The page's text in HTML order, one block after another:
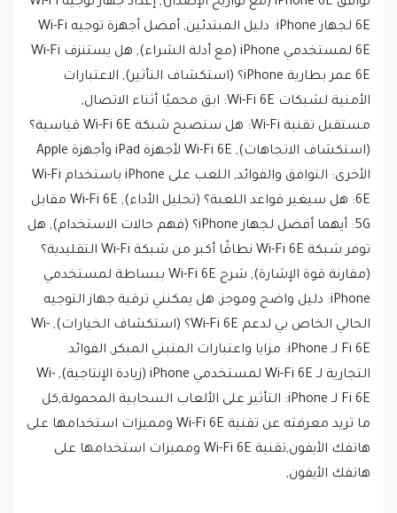
6E لمستخدمي iPhone (مع أدلة الشراء), هل يستنزف Wi-Fi
6E عمر بطارية iPhone؟ (استكشاف التأثير), الاعتبارات
الأمنية لشبكات Wi-Fi 6E: ابق محميًا أثناء الاتصال,
(استكشاف الاتجاهات), Wi-Fi 6E لأجهزة iPad وأجهزة Apple
الأخرى: التوافق والفوائد, اللعب على iPhone باستخدام Wi-Fi
6E: هل سيغير قواعد اللعبة؟ (تحليل الأداء), Wi-Fi 6E مقابل
5G: أيهما أفضل لجهاز iPhone؟ (فهم حالات الاستخدام), هل
توفر شبكة Wi-Fi 6E نطاقًا أكبر من شبكة Wi-Fi التقليدية؟
(مقارنة قوة الإشارة), شرح Wi-Fi 6E ببساطة لمستخدمي
iPhone: دليل واضح وموجز, هل يمكنني ترقية جهاز التوجيه
الحالي الخاص بي لدعم Wi-Fi 6E؟ (استكشاف الخيارات), Wi-
Fi 6E لـ iPhone: مزايا واعتبارات المتبني المبكر, الفوائد
Fi 6E لـ iPhone: التأثير على الألعاب السحابية المحمولة,كل
ما تريد معرفته عن تقنية Wi-Fi 6E ومميزات استخدامها على
هاتفك الأيفون,تقنية Wi-Fi 6E ومميزات استخدامها على
هاتفك الأيفون,